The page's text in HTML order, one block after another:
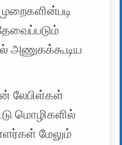
அணுகக்கூடிய
லேபிள்கள்
மொழிகளில்
மேலும்